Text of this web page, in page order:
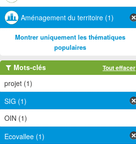
Aménagement du territoire (1)
Montrer uniquement les thématiques
populaires
Mots-clés Tout effacer
projet (1)
SIG (1)
OIN (1)
Ecovallee (1)